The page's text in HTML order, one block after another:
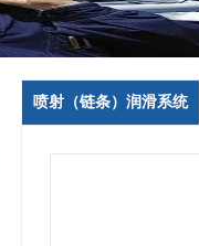
喷射（链条）润滑系统